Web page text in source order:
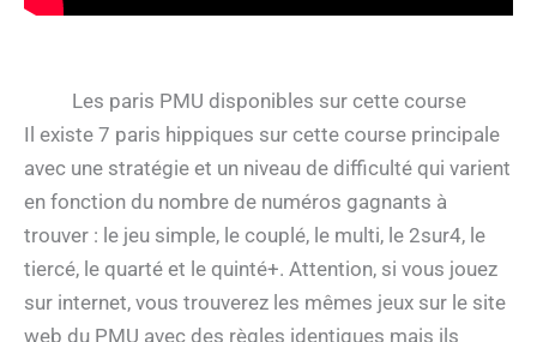
Les paris PMU disponibles sur cette course
Il existe 7 paris hippiques sur cette course principale
avec une stratégie et un niveau de difficulté qui varient
en fonction du nombre de numéros gagnants à
trouver : le jeu simple, le couplé, le multi, le 2sur4, le
tiercé, le quarté et le quinté+. Attention, si vous jouez
sur internet, vous trouverez les mêmes jeux sur le site
web du PMU avec des règles identiques mais ils